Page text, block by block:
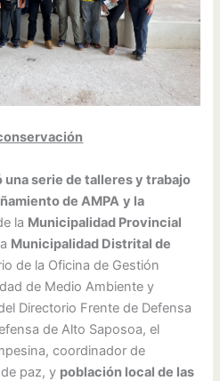
una serie de talleres y trabajo
de AMPA y la
la Municipalidad Provincial
Municipalidad Distrital de
de la Oficina de Gestión
de Medio Ambiente y
Directorio Frente de Defensa
de Alto Saposoa, el
coordinador de
paz, y población local de las